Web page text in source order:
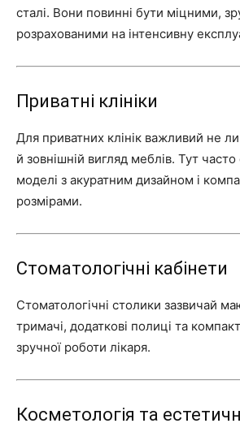
сталі. Вони повинні бути міцними,
розрахованими на інтенсивну
Приватні клініки
Для приватних клінік важливий не
й зовнішній вигляд меблів. Тут
моделі з акуратним дизайном і
розмірами.
Стоматологічні кабінети
Стоматологічні столики зазвичай
тримачі, додаткові полиці та
зручної роботи лікаря.
Косметологія та